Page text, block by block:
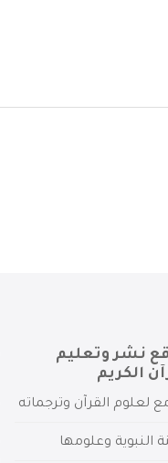
نشر وتعليم
الكريم
لعلوم القرآن وترجماته
النبوية وعلومها